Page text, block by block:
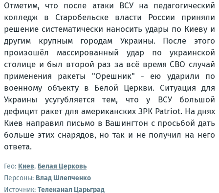
Отметим, что после атаки ВСУ на педагогический
колледж в Старобельске власти России приняли
решение систематически наносить удары по Киеву и
другим крупным городам Украины. После этого
произошёл массированный удар по украинской
столице и был второй раз за всё время СВО случай
применения ракеты "Орешник" - ею ударили по
военному объекту в Белой Церкви. Ситуация для
Украины усугубляется тем, что у ВСУ большой
дефицит ракет для американских ЗРК Patriot. На днях
Киев направил письмо в Вашингтон с просьбой дать
больше этих снарядов, но так и не получил на него
ответа.
Гео: Киев, Белая Церковь
Персоны: Влад Шлепченко
Источник: Телеканал Царьград